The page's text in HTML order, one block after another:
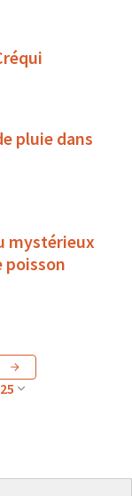
pluie dans
mystérieux
poisson
25